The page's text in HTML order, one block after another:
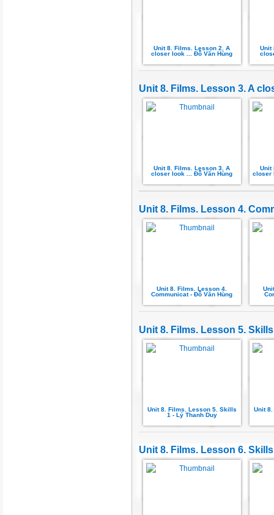
Unit 8. Films. Lesson 2. A
closer look ... Đỗ Văn Hùng
Unit
Unit 8. Films. Lesson 3. A
Unit 8. Films. Lesson 3. A
closer look ... Đỗ Văn Hùng
Unit
closer
Unit 8. Films. Lesson 4.
Unit 8. Films. Lesson 4.
Communicat - Đỗ Văn Hùng
Unit 8. Films. Lesson 5.
Unit 8. Films. Lesson 5. Skills
1 - Lý Thanh Duy
Unit
Unit 8. Films. Lesson 6.